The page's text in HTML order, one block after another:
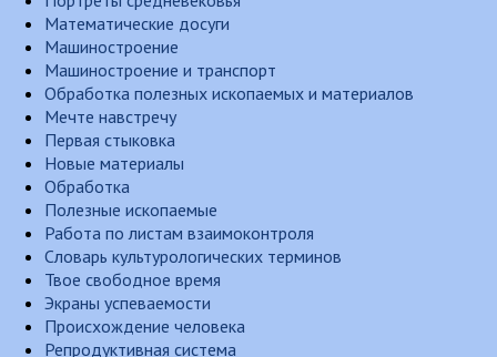
Математические досуги
Машиностроение
Машиностроение и транспорт
Обработка полезных ископаемых и материалов
Мечте навстречу
Первая стыковка
Новые материалы
Обработка
Полезные ископаемые
Работа по листам взаимоконтроля
Словарь культурологических терминов
Твое свободное время
Экраны успеваемости
Происхождение человека
Репродуктивная система